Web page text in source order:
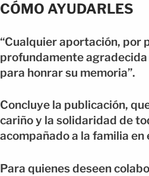
CÓMO AYUDARLES
“Cualquier aportación, por
profundamente
para honrar su memoria”.
Concluye la publicación,
cariño y la solidaridad de
acompañado a la familia
Para quienes deseen